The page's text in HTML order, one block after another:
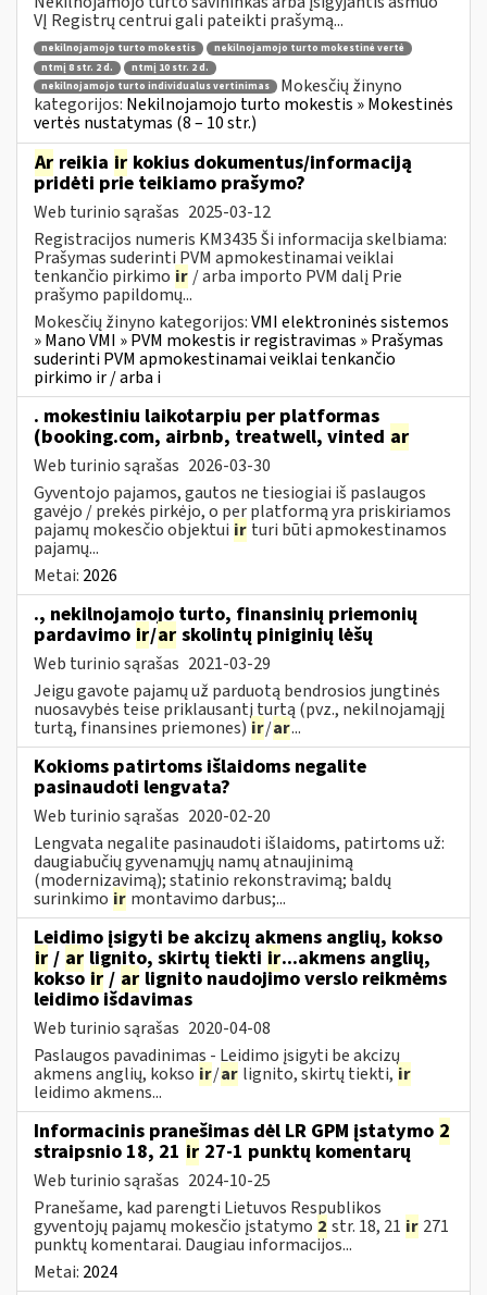
VĮ Registrų centrui gali pateikti prašymą...
nekilnojamojo turto mokestis
nekilnojamojo turto mokestinė vertė
ntmį 8 str. 2 d.
ntmį 10 str. 2 d.
nekilnojamojo turto individualus vertinimas
Mokesčių žinyno
kategorijos: Nekilnojamojo turto mokestis » Mokestinės
vertės nustatymas (8 – 10 str.)
Ar reikia ir kokius dokumentus/informaciją
pridėti prie teikiamo prašymo?
Web turinio sąrašas 2025-03-12
Registracijos numeris KM3435 Ši informacija skelbiama:
Prašymas suderinti PVM apmokestinamai veiklai
tenkančio pirkimo ir / arba importo PVM dalį Prie
prašymo papildomų...
Mokesčių žinyno kategorijos:VMI elektroninės sistemos
» Mano VMI » PVM mokestis ir registravimas » Prašymas
suderinti PVM apmokestinamai veiklai tenkančio
pirkimo ir / arba i
. mokestiniu laikotarpiu per platformas
(booking.com, airbnb, treatwell, vinted ar
Web turinio sąrašas 2026-03-30
Gyventojo pajamos, gautos ne tiesiogiai iš paslaugos
gavėjo / prekės pirkėjo, o per platformą yra priskiriamos
pajamų mokesčio objektui ir turi būti apmokestinamos
pajamų...
Metai: 2026
., nekilnojamojo turto, finansinių priemonių
pardavimo ir/ar skolintų piniginių lėšų
Web turinio sąrašas 2021-03-29
Jeigu gavote pajamų už parduotą bendrosios jungtinės
nuosavybės teise priklausantį turtą (pvz., nekilnojamąjį
turtą, finansines priemones) ir/ar...
Kokioms patirtoms išlaidoms negalite
pasinaudoti lengvata?
Web turinio sąrašas 2020-02-20
Lengvata negalite pasinaudoti išlaidoms, patirtoms už:
daugiabučių gyvenamųjų namų atnaujinimą
(modernizavimą); statinio rekonstravimą; baldų
surinkimo ir montavimo darbus;...
Leidimo įsigyti be akcizų akmens anglių, kokso
ir / ar lignito, skirtų tiekti ir...akmens anglių,
kokso ir / ar lignito naudojimo verslo reikmėms
leidimo išdavimas
Web turinio sąrašas 2020-04-08
Paslaugos pavadinimas - Leidimo įsigyti be akcizų
akmens anglių, kokso ir/ar lignito, skirtų tiekti, ir
leidimo akmens...
Informacinis pranešimas dėl LR GPM įstatymo 2
straipsnio 18, 21 ir 27-1 punktų komentarų
Web turinio sąrašas 2024-10-25
Pranešame, kad parengti Lietuvos Respublikos
gyventojų pajamų mokesčio įstatymo 2 str. 18, 21 ir 271
punktų komentarai. Daugiau informacijos...
Metai: 2024